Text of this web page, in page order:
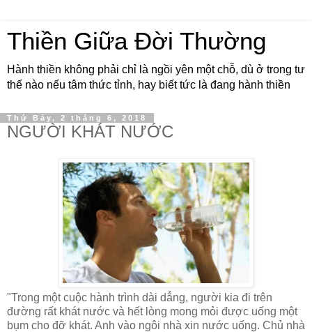
Thiền Giữa Đời Thường
Hành thiền không phải chỉ là ngồi yên một chỗ, dù ở trong tư
thế nào nếu tâm thức tỉnh, hay biết tức là đang hành thiền
Thứ Bảy, 2 tháng 6, 2018
NGƯỜI KHÁT NƯỚC
"Trong một cuộc hành trình dài dẳng, người kia đi trên
đường rất khát nước và hết lòng mong mỏi được uống một
bụm cho đỡ khát. Anh vào ngôi nhà xin nước uống. Chủ nhà